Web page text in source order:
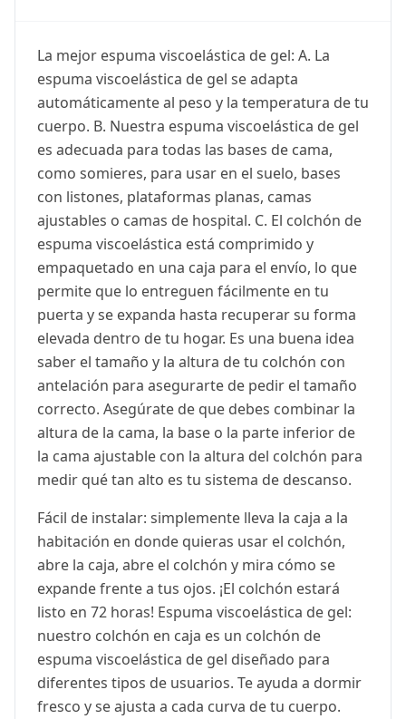
La mejor espuma viscoelástica de gel: A. La
espuma viscoelástica de gel se adapta
automáticamente al peso y la temperatura de tu
cuerpo. B. Nuestra espuma viscoelástica de gel
es adecuada para todas las bases de cama,
como somieres, para usar en el suelo, bases
con listones, plataformas planas, camas
ajustables o camas de hospital. C. El colchón de
espuma viscoelástica está comprimido y
empaquetado en una caja para el envío, lo que
permite que lo entreguen fácilmente en tu
puerta y se expanda hasta recuperar su forma
elevada dentro de tu hogar. Es una buena idea
saber el tamaño y la altura de tu colchón con
antelación para asegurarte de pedir el tamaño
correcto. Asegúrate de que debes combinar la
altura de la cama, la base o la parte inferior de
la cama ajustable con la altura del colchón para
medir qué tan alto es tu sistema de descanso.
Fácil de instalar: simplemente lleva la caja a la
habitación en donde quieras usar el colchón,
abre la caja, abre el colchón y mira cómo se
expande frente a tus ojos. ¡El colchón estará
listo en 72 horas! Espuma viscoelástica de gel:
nuestro colchón en caja es un colchón de
espuma viscoelástica de gel diseñado para
diferentes tipos de usuarios. Te ayuda a dormir
fresco y se ajusta a cada curva de tu cuerpo.